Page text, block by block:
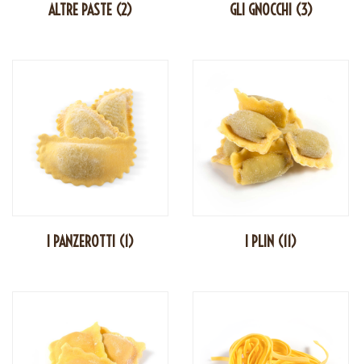
ALTRE PASTE (2) GLI GNOCCHI (3)
I PANZEROTTI (1) I PLIN (11)